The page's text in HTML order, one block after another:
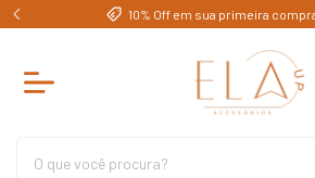
10% Off em sua primeira